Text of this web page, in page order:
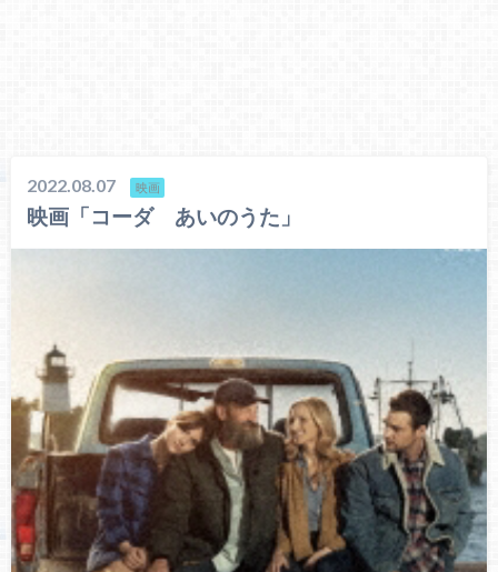
2022.08.07 映画
映画「コーダ あいのうた」